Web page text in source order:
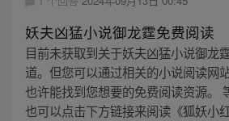
妖夫凶猛小说御龙霆免费阅读
目前未获取到关于妖夫凶猛小说御龙
道。但您可以通过相关的小说阅读网
也许能找到您想要的免费阅读资源。
也可以点击下方链接来阅读《狐妖小